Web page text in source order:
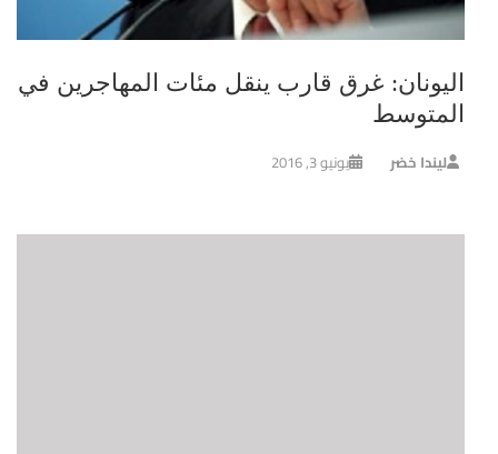
اليونان: غرق قارب ينقل مئات المهاجرين في
المتوسط
ليندا خضر يونيو 3, 2016